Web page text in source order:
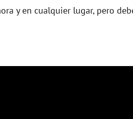
y en cualquier lugar, pero